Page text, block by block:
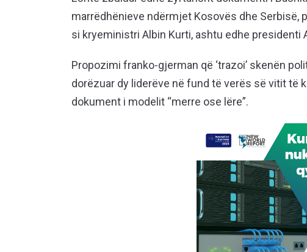
marrëdhënieve ndërmjet Kosovës dhe Serbisë,
si kryeministri Albin Kurti, ashtu edhe presidenti
Propozimi franko-gjerman që ‘trazoi’ skenën
dorëzuar dy liderëve në fund të verës së vitit të
dokument i modelit “merre ose lëre”.